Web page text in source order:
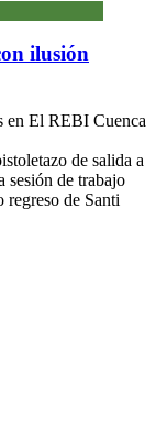
ilusión
en El REBI Cuenca
de salida a
sesión de trabajo
regreso de Santi